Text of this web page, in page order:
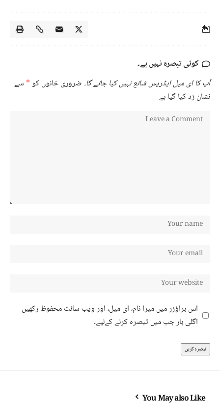
کوئی تبصرہ نہیں ہے۔
آپ کا ای میل ایڈریس شائع نہیں کیا جائے گا۔ضروری خانوں کو* سے
نشان زد کیا گیا ہے
اس براؤزر میں میرا نام، ای میل، اور ویب سائٹ محفوظ رکھیں
اگلی بار جب میں تبصرہ کرنے کےلیے۔
You May also Like